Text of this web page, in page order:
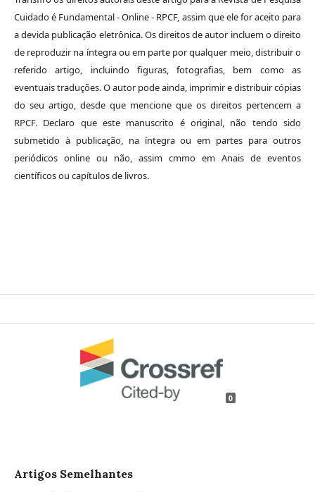
Cuidado é Fundamental - Online - RPCF, assim que ele for aceito para
a devida publicação eletrônica. Os direitos de autor incluem o direito
de reproduzir na íntegra ou em parte por qualquer meio, distribuir o
referido artigo, incluindo figuras, fotografias, bem como as
eventuais traduções. O autor pode ainda, imprimir e distribuir cópias
do seu artigo, desde que mencione que os direitos pertencem a
RPCF. Declaro que este manuscrito é original, não tendo sido
submetido à publicação, na íntegra ou em partes para outros
periódicos online ou não, assim cmmo em Anais de eventos
científicos ou capítulos de livros.
0
Artigos Semelhantes